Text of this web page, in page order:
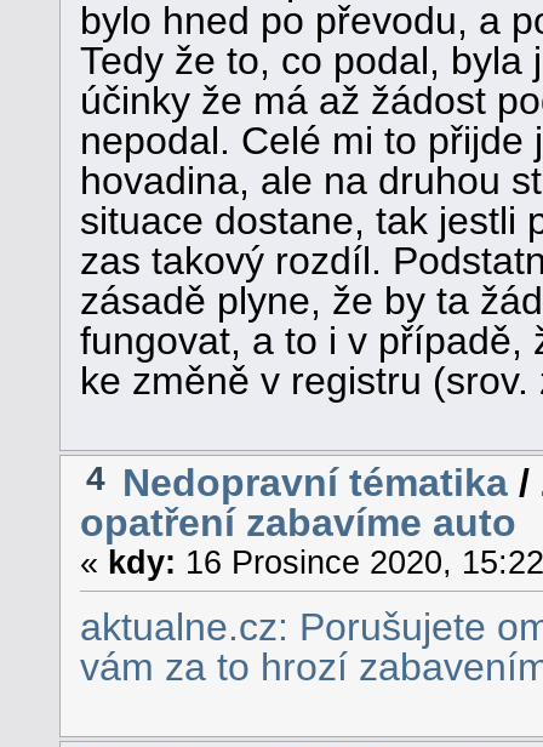
bylo hned po převodu, a
Tedy že to, co podal,
účinky že má až žádost
nepodal. Celé mi to
hovadina, ale na druhou
situace dostane, tak jestli
zas takový rozdíl.
zásadě plyne, že by ta
fungovat, a to i v případě,
ke změně v registru
4 Nedopravní tématika /
opatření zabavíme auto
« kdy: 16 Prosince 2020,
aktualne.cz: Porušujete
vám za to hrozí